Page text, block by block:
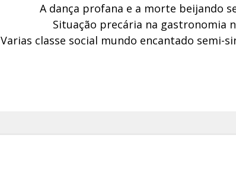
A dança profana e a morte beijando
Situação precária na gastronomia
Varias classe social mundo encantado semi-